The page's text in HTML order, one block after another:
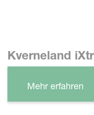
Kverneland
Mehr erfahren